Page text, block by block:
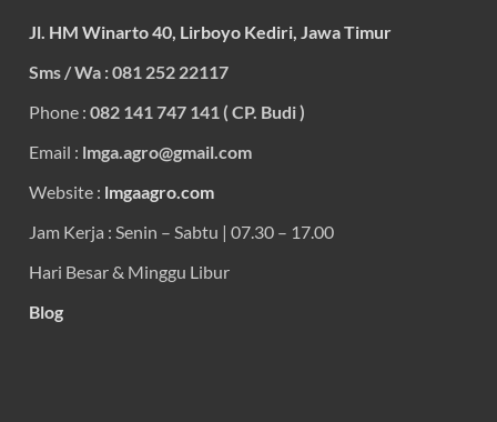
Jl. HM Winarto 40, Lirboyo Kediri, Jawa Timur
Sms / Wa : 081 252 22117
Phone : 082 141 747 141 ( CP. Budi )
Email : lmga.agro@gmail.com
Website : lmgaagro.com
Jam Kerja : Senin – Sabtu | 07.30 – 17.00
Hari Besar & Minggu Libur
Blog